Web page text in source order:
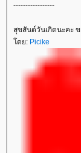
-----------------
สุขสันต์วันเกิดนะคะ
โดย: Picike